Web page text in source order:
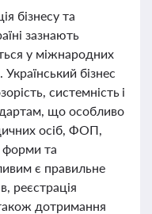
бізнесу та
зазнають
у міжнародних
бізнес
системність і
що особливо
осіб, ФОП,
форми та
є правильне
реєстрація
дотримання